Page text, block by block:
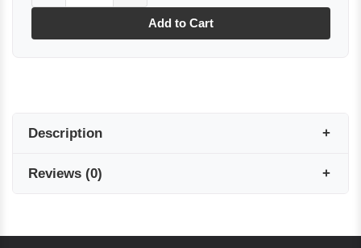
Add to Cart
Description
Seven Arma %100 İpek erkek eşarbımız, saf
Genişlik: 22 cm.
Reviews(0)
Reviews are coming soon!